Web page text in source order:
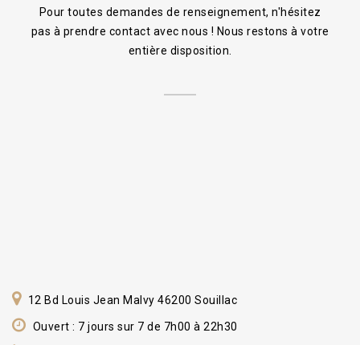
Pour toutes demandes de renseignement, n'hésitez
pas à prendre contact avec nous ! Nous restons à votre
entière disposition.
12 Bd Louis Jean Malvy 46200 Souillac
Ouvert : 7 jours sur 7 de 7h00 à 22h30